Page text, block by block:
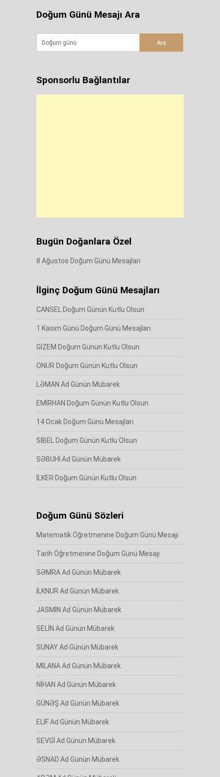
Doğum Günü Mesajı Ara
Sponsorlu Bağlantılar
Bugün Doğanlara Özel
8 Ağustos Doğum Günü Mesajları
İlginç Doğum Günü Mesajları
CANSEL Doğum Günün Kutlu Olsun
1 Kasım Günü Doğum Günü Mesajları
GİZEM Doğum Günün Kutlu Olsun
ONUR Doğum Günün Kutlu Olsun
LƏMAN Ad Günün Mübarek
EMİRHAN Doğum Günün Kutlu Olsun
14 Ocak Doğum Günü Mesajları
SİBEL Doğum Günün Kutlu Olsun
SƏBUHİ Ad Günün Mübarek
İLKER Doğum Günün Kutlu Olsun
Doğum Günü Sözleri
Matematik Öğretmenine Doğum Günü Mesajı
Tarih Öğretmenine Doğum Günü Mesajı
SƏMRA Ad Günün Mübarek
İLKNUR Ad Günün Mübarek
JASMİN Ad Günün Mübarek
SELİN Ad Günün Mübarek
SUNAY Ad Günün Mübarek
MİLANA Ad Günün Mübarek
NİHAN Ad Günün Mübarek
GÜNƏŞ Ad Günün Mübarek
ELİF Ad Günün Mübarek
SEVGİ Ad Günün Mübarek
ƏSNAD Ad Günün Mübarek